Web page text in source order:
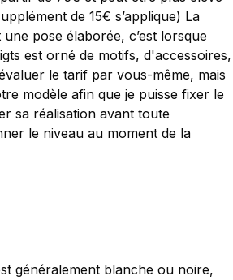
de 15€ s’applique) La
pose élaborée, c’est lorsque
est orné de motifs, d'accessoires,
le tarif par vous-même, mais
modèle afin que je puisse fixer le
sa réalisation avant toute
le niveau au moment de la
généralement blanche ou noire,